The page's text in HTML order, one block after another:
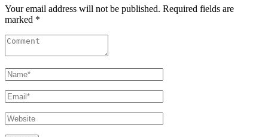
Your email address will not be published. Required fields are
marked *